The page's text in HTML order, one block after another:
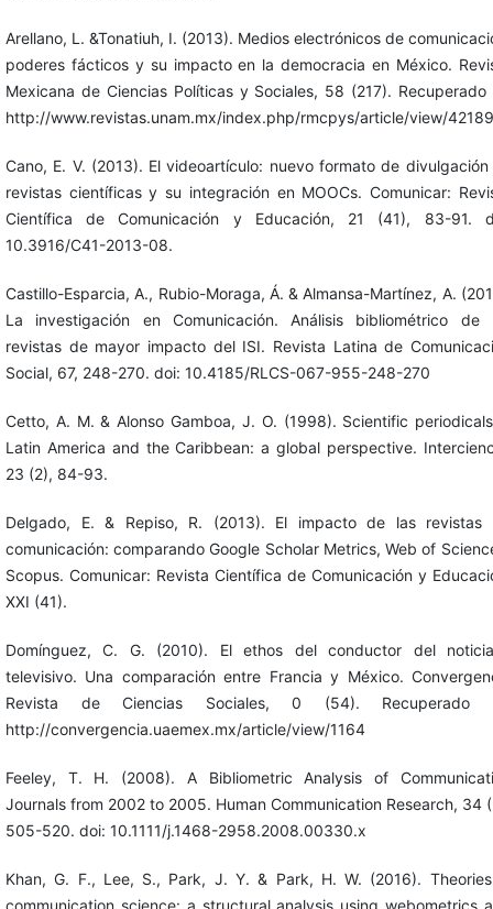
Arellano, L. &Tonatiuh, I. (2013). Medios electrónicos de
poderes fácticos y su impacto en la democracia en México.
Mexicana de Ciencias Políticas y Sociales, 58 (217). Recuperado
http://www.revistas.unam.mx/index.php/rmcpys/article/view/42189
Cano, E. V. (2013). El videoartículo: nuevo formato de divulgación
revistas científicas y su integración en MOOCs. Comunicar:
Científica de Comunicación y Educación, 21 (41), 83-91.
10.3916/C41-2013-08.
Castillo-Esparcia, A., Rubio-Moraga, Á. & Almansa-Martínez, A.
La investigación en Comunicación. Análisis bibliométrico de
revistas de mayor impacto del ISI. Revista Latina de
Social, 67, 248-270. doi: 10.4185/RLCS-067-955-248-270
Cetto, A. M. & Alonso Gamboa, J. O. (1998). Scientific
Latin America and the Caribbean: a global perspective.
23 (2), 84-93.
Delgado, E. & Repiso, R. (2013). El impacto de las revistas
comunicación: comparando Google Scholar Metrics, Web of
Scopus. Comunicar: Revista Científica de Comunicación y
XXI (41).
Domínguez, C. G. (2010). El ethos del conductor del
televisivo. Una comparación entre Francia y México.
Revista de Ciencias Sociales, 0 (54). Recuperado
http://convergencia.uaemex.mx/article/view/1164
Feeley, T. H. (2008). A Bibliometric Analysis of
Journals from 2002 to 2005. Human Communication Research, 34
505-520. doi: 10.1111/j.1468-2958.2008.00330.x
Khan, G. F., Lee, S., Park, J. Y. & Park, H. W. (2016).